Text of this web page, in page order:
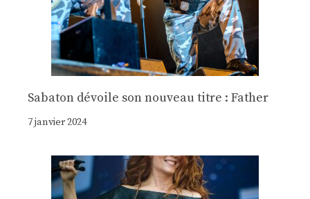
Sabaton dévoile son nouveau titre : Father
7 janvier 2024